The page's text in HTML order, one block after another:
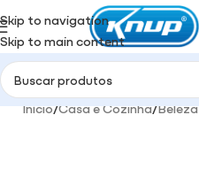
Skip to navigation
Skip to main content
Início/Casa e Cozinha/Beleza